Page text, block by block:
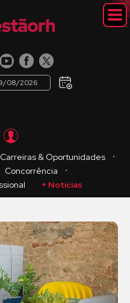
08/2026
Carreiras & Oportunidades
・
Concorrência
・
+ Notícias